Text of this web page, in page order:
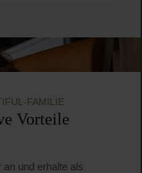
FAMILIE
Vorteile
und erhalte als